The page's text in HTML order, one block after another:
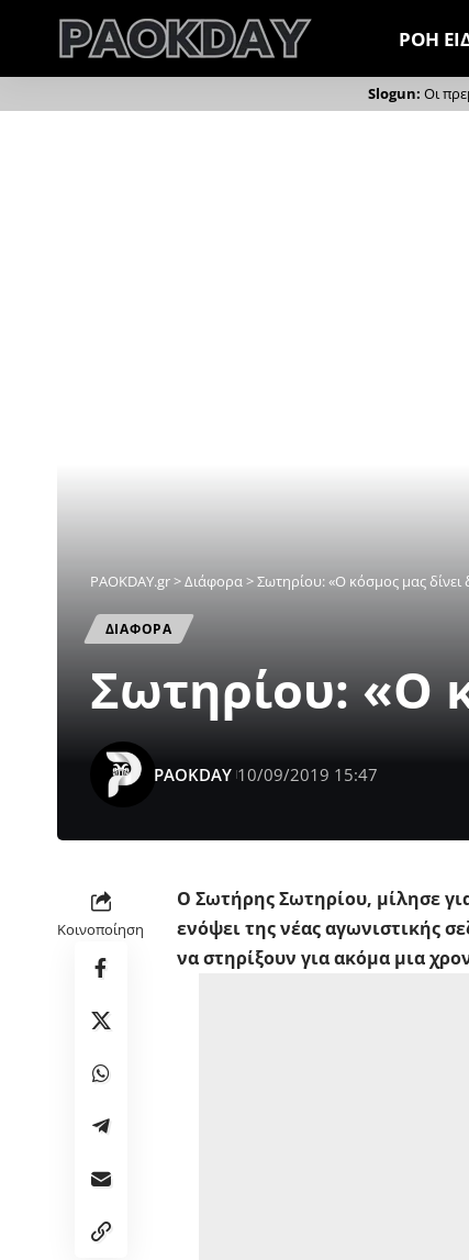
ΡΟΗ
Οι
PAOKDAY.gr>Διάφορα>Σωτηρίου: «Ο κόσμος μας δίνει
ΔΙΑΦΟΡΑ
Σωτηρίου: «Ο
PAOKDAY 10/09/2019 15:47
Κοινοποίηση
Ο ΣωτήρηςΣωτηρίου, μίλησε
ενόψει της νέας αγωνιστικής
να στηρίξουν για ακόμα μια